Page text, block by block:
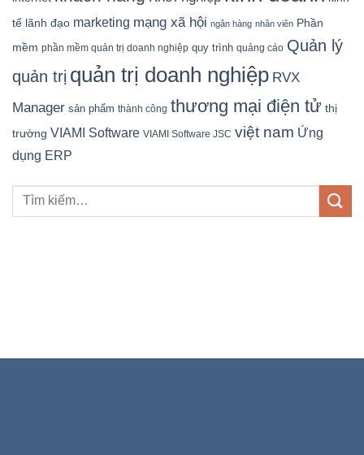
tế lãnh đạo marketing mạng xã hội ngân hàng nhân viên Phần
mềm phần mềm quản trị doanh nghiệp quy trình quảng cáo Quản lý
quản trị quản trị doanh nghiệp RVX
Manager sản phẩm thành công thương mại điện tử thị
trường VIAMI Software VIAMI Software JSC việt nam Ứng
dụng ERP